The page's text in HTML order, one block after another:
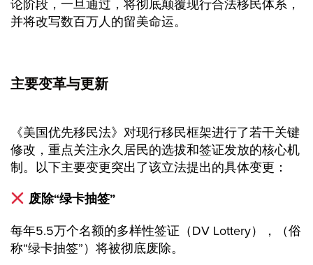
论阶段，一旦通过，将彻底颠覆现行合法移民体系，
并将改写数百万人的留美命运。
主要变革与更新
《美国优先移民法》对现行移民框架进行了若干关键
修改，重点关注永久居民的选拔和签证发放的核心机
制。以下主要变更突出了该立法提出的具体变更：
废除“绿卡抽签”
每年5.5万个名额的多样性签证（DV Lottery），（俗
称“绿卡抽签”）将被彻底废除。